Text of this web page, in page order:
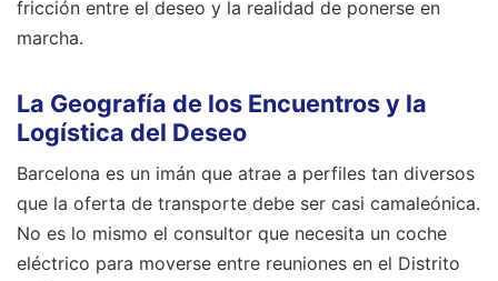
fricción entre el deseo y la realidad de ponerse en
marcha.
La Geografía de los Encuentros y la
Logística del Deseo
Barcelona es un imán que atrae a perfiles tan diversos
que la oferta de transporte debe ser casi camaleónica.
No es lo mismo el consultor que necesita un coche
eléctrico para moverse entre reuniones en el Distrito